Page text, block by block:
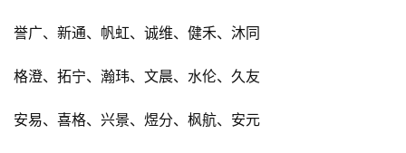
誉广、新通、帆虹、诚维、健禾、沐同
格澄、拓宁、瀚玮、文晨、水伦、久友
安易、喜格、兴景、煜分、枫航、安元